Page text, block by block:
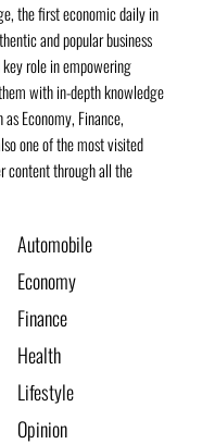
the first economic daily in
and popular business
key role in empowering
with in-depth knowledge
Economy, Finance,
one of the most visited
content through all the
Automobile
Economy
Finance
Health
Lifestyle
Opinion